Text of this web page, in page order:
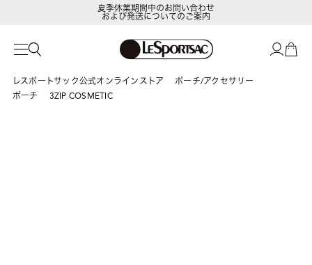
夏季休業期間中のお問い合わせ
および発送についてのご案内
レスポートサック公式オンラインストア
ポーチ/アクセサリー
ポーチ
3ZIP COSMETIC